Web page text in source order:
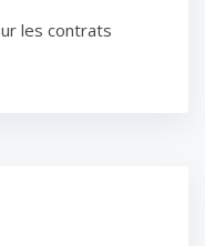
les contrats